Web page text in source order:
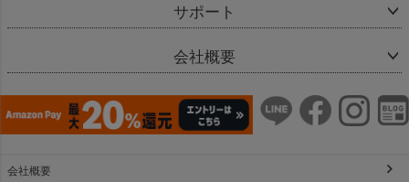
サポート
会社概要
会社概要